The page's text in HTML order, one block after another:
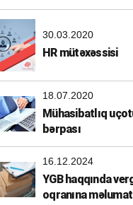
30.03.2020
HR mütəxəssisi
18.07.2020
Mühasibatlıq
bərpası
16.12.2024
YGB haqqında
oqranına